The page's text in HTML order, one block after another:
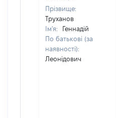
Прізвище:
Труханов
Ім'я:
Геннадій
По батькові (за
наявності):
Леонідович